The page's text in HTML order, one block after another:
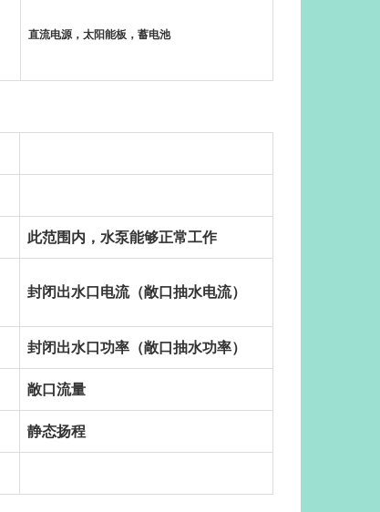
直流电源，太阳能板，蓄电池
此范围内，水泵能够正常工作
封闭出水口电流（敞口抽水电流）
封闭出水口功率（敞口抽水功率）
敞口流量
静态扬程